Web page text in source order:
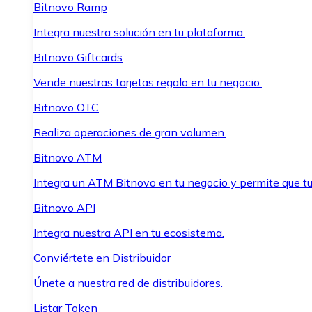
Bitnovo Ramp
Integra nuestra solución en tu plataforma.
Bitnovo Giftcards
Vende nuestras tarjetas regalo en tu negocio.
Bitnovo OTC
Realiza operaciones de gran volumen.
Bitnovo ATM
Integra un ATM Bitnovo en tu negocio y permite que
Bitnovo API
Integra nuestra API en tu ecosistema.
Conviértete en Distribuidor
Únete a nuestra red de distribuidores.
Listar Token